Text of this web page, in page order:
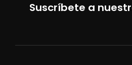
Suscríbete a